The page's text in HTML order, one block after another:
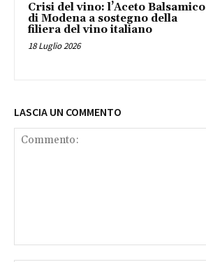
Crisi del vino: l’Aceto Balsamico
di Modena a sostegno della
filiera del vino italiano
18 Luglio 2026
LASCIA UN COMMENTO